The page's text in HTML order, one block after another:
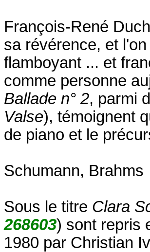
François-René
sa révérence, et
flamboyant ... et
comme personne
Ballade n° 2, parmi
Valse), témoignent
de piano et le
Schumann, Brahms
Sous le titre Clara
268603) sont repris
1980 par Christian